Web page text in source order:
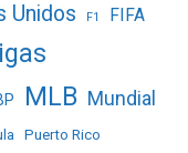
Unidos F1 FIFA
MLB Mundial
Puerto Rico